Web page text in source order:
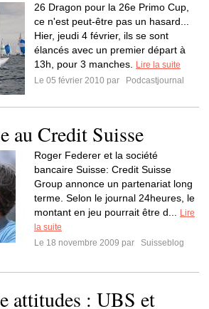
26 Dragon pour la 26e Primo Cup,
ce n'est peut-être pas un hasard...
Hier, jeudi 4 février, ils se sont
élancés avec un premier départ à
13h, pour 3 manches.
Lire la suite
Le 05 février 2010 par
Podcastjournal
au Credit Suisse
Roger Federer et la société
bancaire Suisse: Credit Suisse
Group annonce un partenariat long
terme. Selon le journal 24heures, le
montant en jeu pourrait être d...
Lire
la suite
Le 18 novembre 2009 par
Suisseblog
attitudes : UBS et